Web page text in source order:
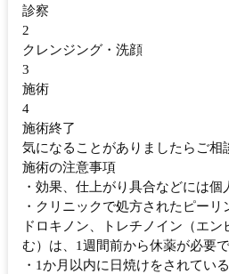
診察
2
クレンジング・洗顔
3
施術
4
施術終了
気になることがありましたらご相
施術の注意事項
・効果、仕上がり具合などには個
・クリニックで処方されたピー
ドロキノン、トレチノイン（エ
む）は、1週間前から休薬が必要
・1か月以内に日焼けをされてい